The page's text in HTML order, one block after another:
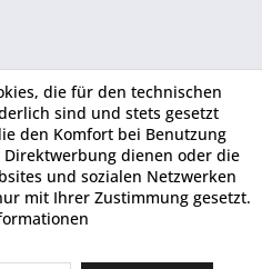
die für den technischen
sind und stets gesetzt
den Komfort bei Benutzung
dienen oder die
und sozialen Netzwerken
mit Ihrer Zustimmung gesetzt.